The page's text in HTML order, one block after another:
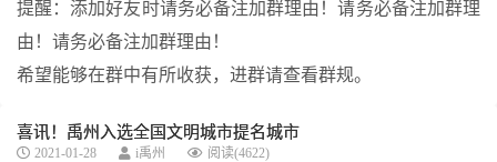
提醒：添加好友时请务必备注加群理由！请务必备注加群理
由！请务必备注加群理由！
希望能够在群中有所收获，进群请查看群规。
喜讯！禹州入选全国文明城市提名城市
2021-01-28 i禹州 阅读(4622)